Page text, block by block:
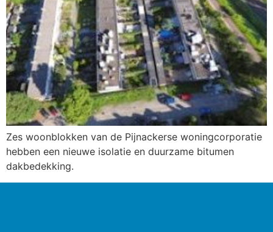
Zes woonblokken van de Pijnackerse woningcorporatie
hebben een nieuwe isolatie en duurzame bitumen
dakbedekking.